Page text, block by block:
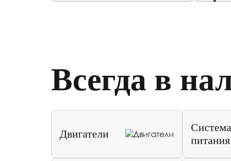
Всегда в
Двигатели
Система
питания